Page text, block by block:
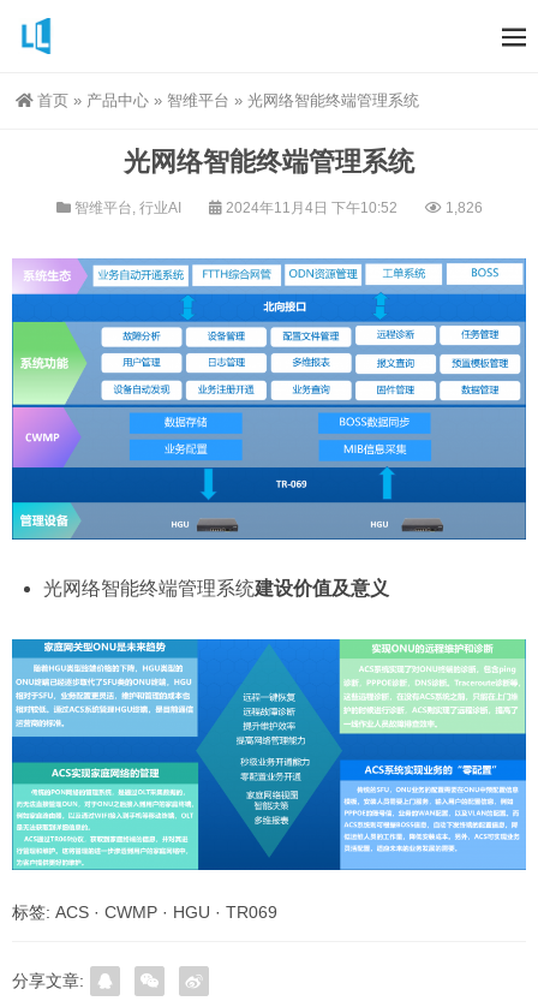
首页 » 产品中心 » 智维平台 » 光网络智能终端管理系统
光网络智能终端管理系统
智维平台, 行业AI 2024年11月4日 下午10:52 1,826
光网络智能终端管理系统建设价值及意义
标签: ACS · CWMP · HGU · TR069
分享文章: